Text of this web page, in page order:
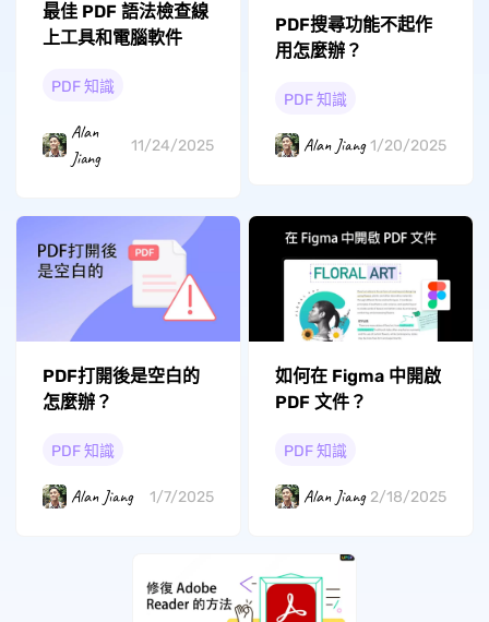
最佳 PDF 語法檢查線
上工具和電腦軟件
PDF 知識
Alan
Jiang
11/24/2025
PDF搜尋功能不起作
用怎麼辦？
PDF 知識
Alan Jiang 1/20/2025
PDF打開後是空白的
怎麼辦？
PDF 知識
Alan Jiang 1/7/2025
如何在 Figma 中開啟
PDF 文件？
PDF 知識
Alan Jiang 2/18/2025